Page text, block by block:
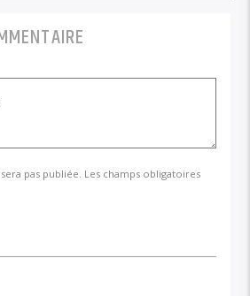
pas publiée. Les champs obligatoires